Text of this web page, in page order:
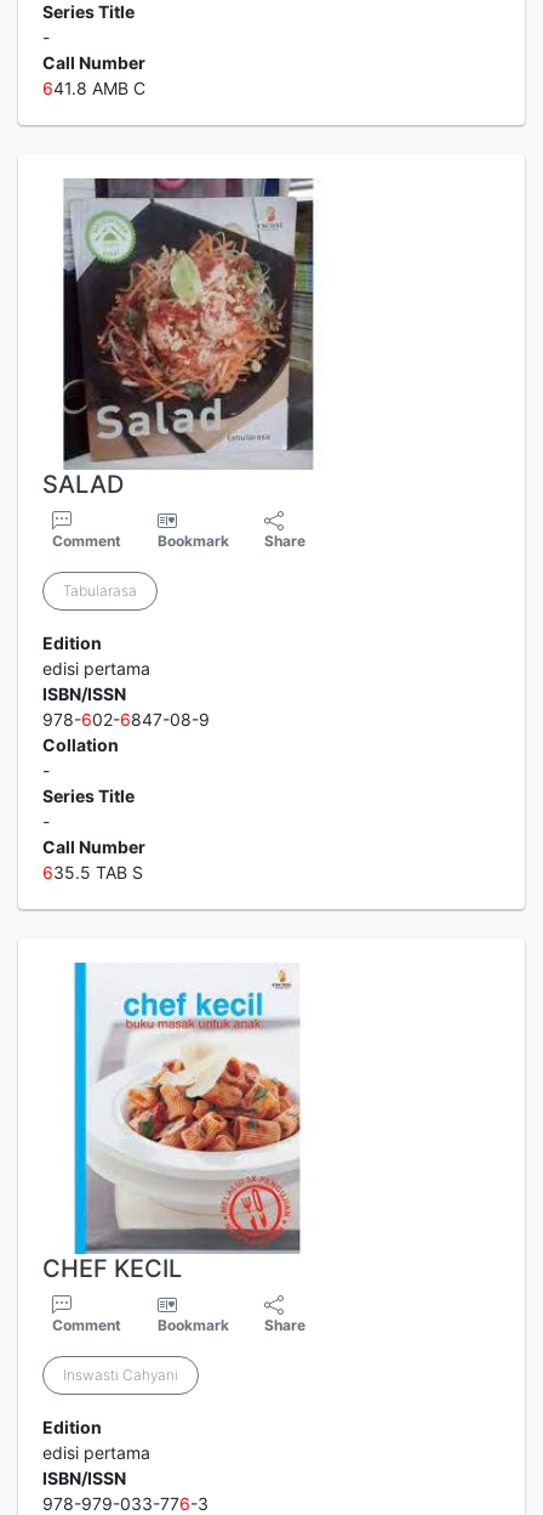
Series Title
-
Call Number
641.8 AMB C
SALAD
Comment Bookmark Share
Tabularasa
Edition
edisi pertama
ISBN/ISSN
978-602-6847-08-9
Collation
-
Series Title
-
Call Number
635.5 TAB S
CHEF KECIL
Comment Bookmark Share
Inswasti Cahyani
Edition
edisi pertama
ISBN/ISSN
978-979-033-776-3